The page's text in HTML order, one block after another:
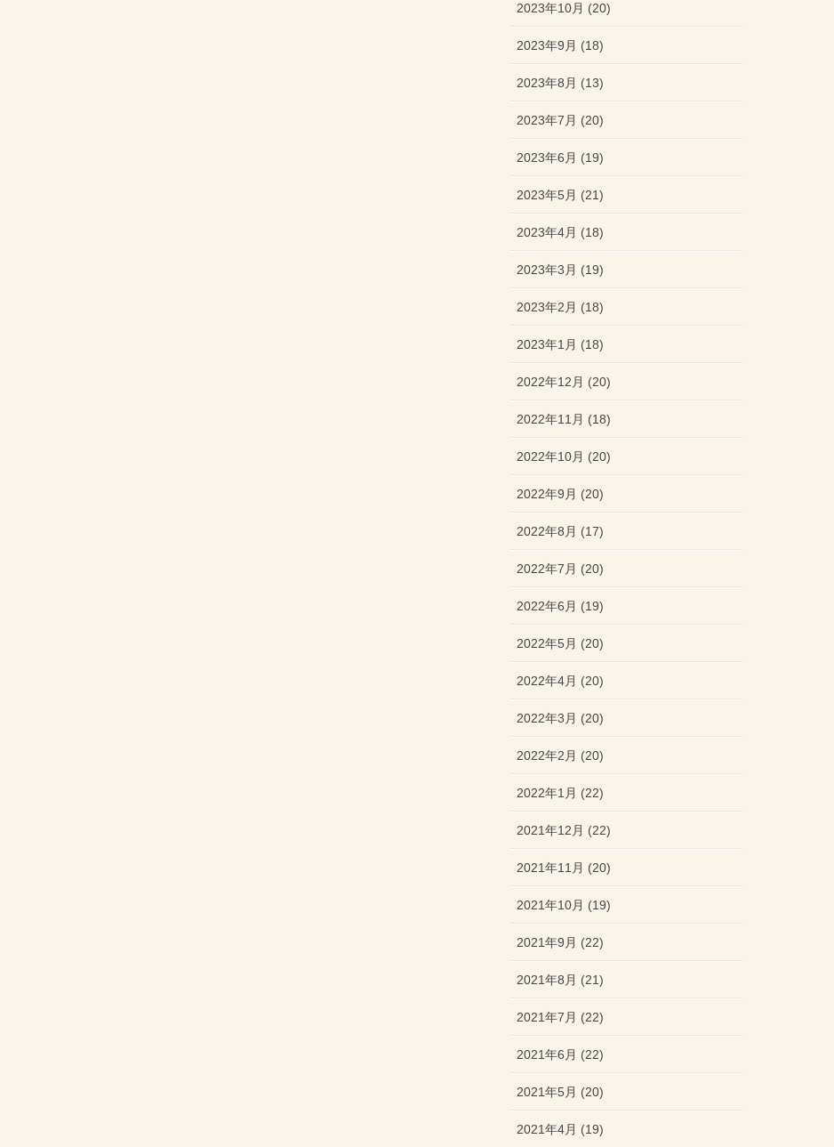
2023年10月 (20)
2023年9月 (18)
2023年8月 (13)
2023年7月 (20)
2023年6月 (19)
2023年5月 (21)
2023年4月 (18)
2023年3月 (19)
2023年2月 (18)
2023年1月 (18)
2022年12月 (20)
2022年11月 (18)
2022年10月 (20)
2022年9月 (20)
2022年8月 (17)
2022年7月 (20)
2022年6月 (19)
2022年5月 (20)
2022年4月 (20)
2022年3月 (20)
2022年2月 (20)
2022年1月 (22)
2021年12月 (22)
2021年11月 (20)
2021年10月 (19)
2021年9月 (22)
2021年8月 (21)
2021年7月 (22)
2021年6月 (22)
2021年5月 (20)
2021年4月 (19)